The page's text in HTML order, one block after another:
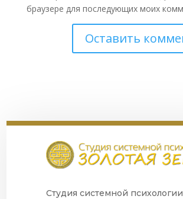
браузере для последующих моих
Студия системной психологии